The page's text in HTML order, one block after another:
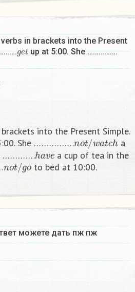
in brackets into the Present
g etup at 5:00. She …………….
into the Present Simple.
She …………….not/watcha
………….have a cup of tea in the
not/go to bed at 10:00. ​
можете дать пж пж